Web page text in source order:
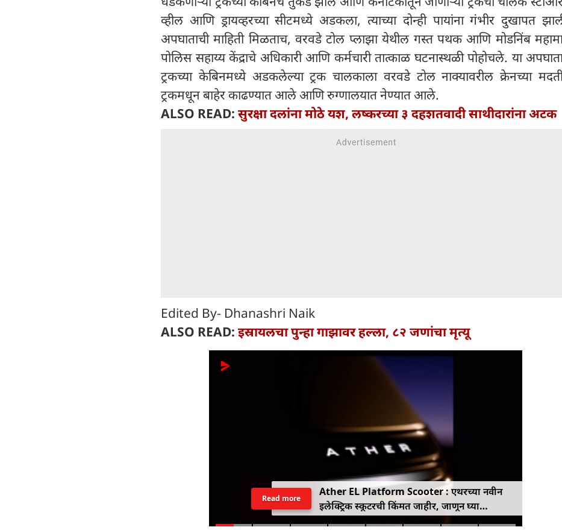
व्हील आणि ड्रायव्हरच्या सीटमध्ये अडकला, त्याच्या दोन्ही पायांना गंभीर दुखापत
अपघाताची माहिती मिळताच, वरवडे टोल प्लाझा येथील गस्त पथक आणि मोडनिंब
पोलिस सहाय्य केंद्राचे अधिकारी आणि कर्मचारी तात्काळ घटनास्थळी पोहोचले. या
ट्रकच्या केबिनमध्ये अडकलेल्या ट्रक चालकाला वरवडे टोल नाक्यावरील क्रेनच्या
ट्रकमधून बाहेर काढण्यात आले आणि रुग्णालयात नेण्यात आले.
ALSO READ: सुरक्षा दलांना मोठे यश, लष्करच्या ३ दहशतवादी साथीदारांना अटक
Edited By- Dhanashri Naik
ALSO READ: इस्रायलचा पुन्हा गाझावर हल्ला, ८२ जणांचा मृत्यू
Ather EL Platform Scooter : एथरच्या नवीन
इलेक्ट्रिक स्कूटरची किंमत जाहीर, जाणून घ्या
कोनार्कमध्ये कोणती खास वैशिष्ट्ये आहे
Read more